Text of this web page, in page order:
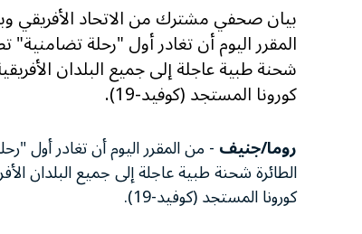
بيان صحفي مشترك من الاتحاد الأفريقي
المقرر اليوم أن تغادر أول "رحلة تضامنية"
شحنة طبية عاجلة إلى جميع البلدان
كورونا المستجد (كوفيد-19).
روما/جنيف- من المقرر اليوم أن تغادر أول
الطائرة شحنة طبية عاجلة إلى جميع البلدان
كورونا المستجد (كوفيد-19).